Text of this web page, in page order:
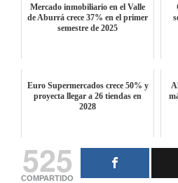
Mercado inmobiliario en el Valle
de Aburrá crece 37% en el primer
semestre de 2025
Euro Supermercados crece 50% y
proyecta llegar a 26 tiendas en
2028
525
COMPARTIDO